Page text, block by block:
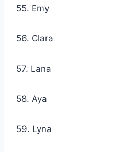
55. Emy
56. Clara
57. Lana
58. Aya
59. Lyna